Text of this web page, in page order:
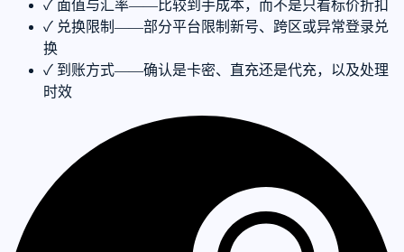
✓ 面值与汇率——比较到手成本，而不是只看标价折扣
✓ 兑换限制——部分平台限制新号、跨区或异常登录兑
换
✓ 到账方式——确认是卡密、直充还是代充，以及处理
时效